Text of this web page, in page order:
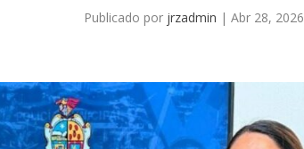
Publicado por jrzadmin | Abr 28, 2026